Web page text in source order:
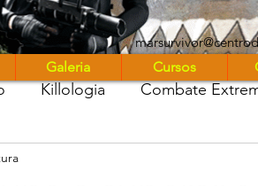
Killologia Combate
Galeria Cursos